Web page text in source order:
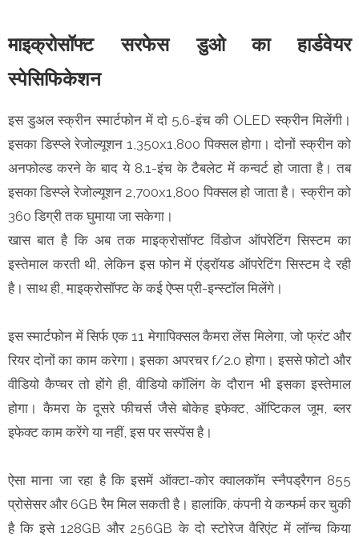
माइक्रोसॉफ्ट सरफेस डुओ का हार्डवेयर
स्पेसिफिकेशन
इस डुअल स्क्रीन स्मार्टफोन में दो 5.6-इंच की OLED स्क्रीन मिलेंगी।
इसका डिस्प्ले रेजोल्यूशन 1,350x1,800 पिक्सल होगा। दोनों स्क्रीन को
अनफोल्ड करने के बाद ये 8.1-इंच के टैबलेट में कन्वर्ट हो जाता है। तब
इसका डिस्प्ले रेजोल्यूशन 2,700x1,800 पिक्सल हो जाता है। स्क्रीन को
360 डिग्री तक घुमाया जा सकेगा।
खास बात है कि अब तक माइक्रोसॉफ्ट विंडोज ऑपरेटिंग सिस्टम का
इस्तेमाल करती थी, लेकिन इस फोन में एंड्रॉयड ऑपरेटिंग सिस्टम दे रही
है। साथ ही, माइक्रोसॉफ्ट के कई ऐप्स प्री-इन्स्टॉल मिलेंगे।
इस स्मार्टफोन में सिर्फ एक 11 मेगापिक्सल कैमरा लेंस मिलेगा, जो फ्रंट और
रियर दोनों का काम करेगा। इसका अपरचर f/2.0 होगा। इससे फोटो और
वीडियो कैप्चर तो होंगे ही, वीडियो कॉलिंग के दौरान भी इसका इस्तेमाल
होगा। कैमरा के दूसरे फीचर्स जैसे बोकेह इफेक्ट, ऑप्टिकल जूम, ब्लर
इफेक्ट काम करेंगे या नहीं, इस पर सस्पेंस है।
ऐसा माना जा रहा है कि इसमें ऑक्टा-कोर क्वालकॉम स्नैपड्रैगन 855
प्रोसेसर और 6GB रैम मिल सकती है। हालांकि, कंपनी ये कन्फर्म कर चुकी
है कि इसे 128GB और 256GB के दो स्टोरेज वैरिएंट में लॉन्च किया